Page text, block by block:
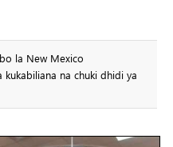
la New Mexico
kukabiliana na chuki dhidi ya